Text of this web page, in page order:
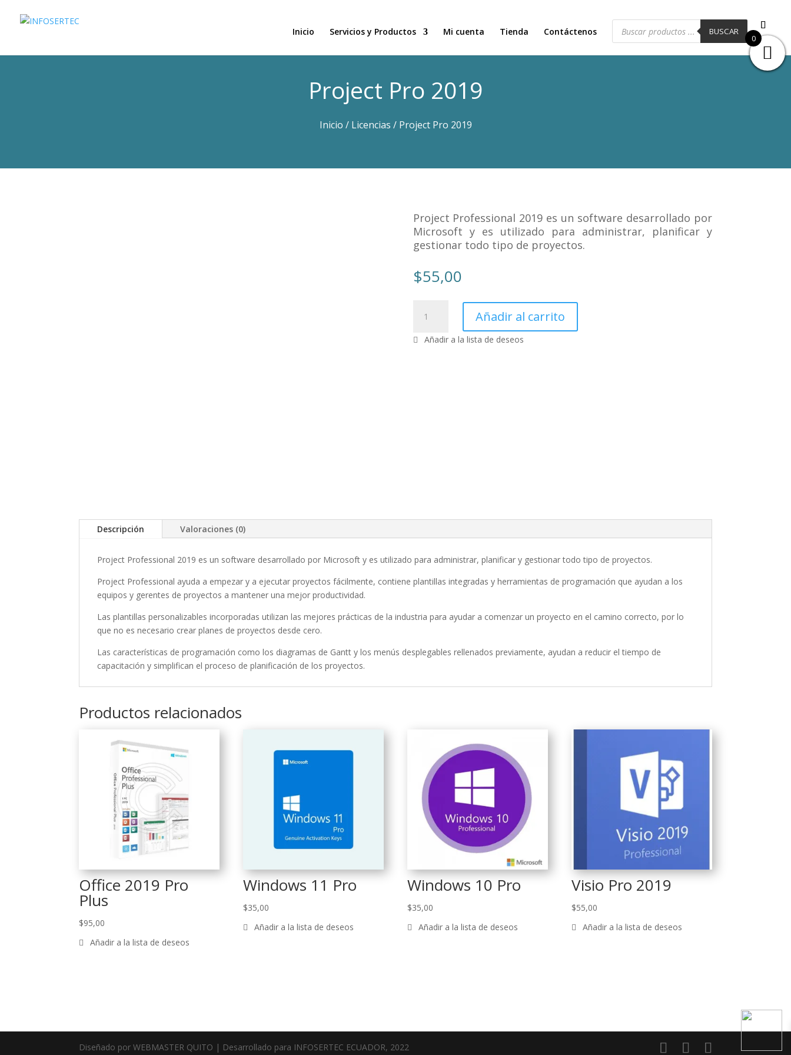
Inicio Servicios y Productos Mi cuenta Tienda Contáctenos
Búsqueda
productos
BUSCAR
Project Pro 2019
Inicio / Licencias / Project Pro 2019
Project Professional 2019 es un software desarrollado por
Microsoft y es utilizado para administrar, planificar y
gestionar todo tipo de proyectos.
$55,00
Añadir al carrito
Descripción Valoraciones (0)
Project Professional 2019 es un software desarrollado por Microsoft y es utilizado para administrar, planificar y gestionar todo tipo de proyectos.
Project Professional ayuda a empezar y a ejecutar proyectos fácilmente, contiene plantillas integradas y herramientas de programación que ayudan a los
equipos y gerentes de proyectos a mantener una mejor productividad.
Las plantillas personalizables incorporadas utilizan las mejores prácticas de la industria para ayudar a comenzar un proyecto en el camino correcto, por lo
que no es necesario crear planes de proyectos desde cero.
Las características de programación como los diagramas de Gantt y los menús desplegables rellenados previamente, ayudan a reducir el tiempo de
capacitación y simplifican el proceso de planificación de los proyectos.
Productos relacionados
Office 2019 Pro
Plus
$95,00
Windows 11 Pro
$35,00
Windows 10 Pro
$35,00
Visio Pro 2019
$55,00
Diseñado por WEBMASTER QUITO | Desarrollado para INFOSERTEC ECUADOR, 2022
0